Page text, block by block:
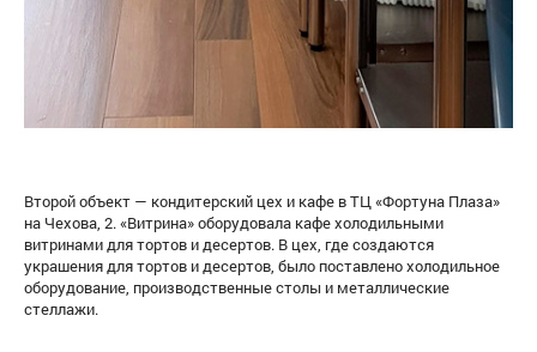
Второй объект — кондитерский цех и кафе в ТЦ «Фортуна Плаза»
на Чехова, 2. «Витрина» оборудовала кафе холодильными
витринами для тортов и десертов. В цех, где создаются
украшения для тортов и десертов, было поставлено холодильное
оборудование, производственные столы и металлические
стеллажи.